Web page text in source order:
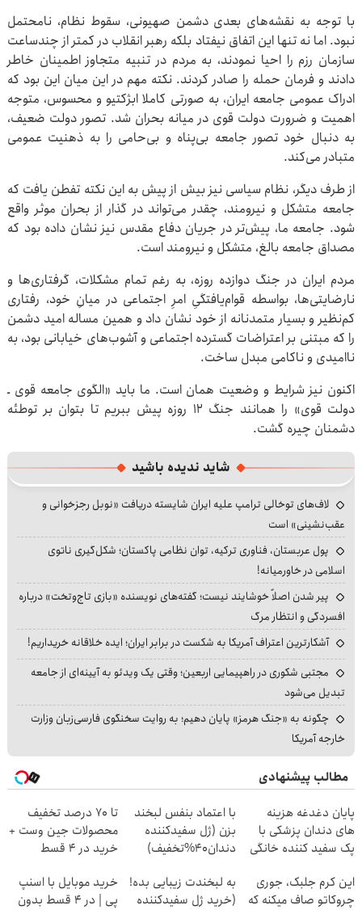
با توجه به نقشه‌های بعدی دشمن صهیونی، سقوط نظام، نامحتمل
نبود. اما نه تنها این اتفاق نیفتاد بلکه رهبر انقلاب در کمتر از چندساعت
سازمان رزم را احیا نمودند، به مردم در تنبیه متجاوز اطمینان خاطر
دادند و فرمان حمله را صادر کردند. نکته مهم در این میان این بود که
ادراک عمومی جامعه ایران، به صورتی کاملا ابژکتیو و محسوس، متوجه
اهمیت و ضرورت دولت قوی در میانه بحران شد. تصور دولت ضعیف،
به دنبال خود تصور جامعه بی‌پناه و بی‌حامی را به ذهنیت عمومی
متبادر می‌کند.
از طرف دیگر، نظام سیاسی نیز بیش از پیش به این نکته تفطن یافت که
جامعه متشکل و نیرومند، چقدر می‌تواند در گذار از بحران موثر واقع
شود. جامعه ما، پیش‌تر در جریان دفاع مقدس نیز نشان داده بود که
مصداق جامعه بالغ، متشکل و نیرومند است.
مردم ایران در جنگ دوازده روزه، به رغم تمام مشکلات، گرفتاری‌ها و
نارضایتی‌ها، بواسطه قوام‌یافتگیِ امرِ اجتماعی در میانِ خود، رفتاری
کم‌نظیر و بسیار متمدنانه از خود نشان داد و همین مساله امید دشمن
را که مبتنی بر اعتراضات گسترده اجتماعی و آشوب‌های خیابانی بود، به
ناامیدی و ناکامی مبدل ساخت.
اکنون نیز شرایط و وضعیت همان است. ما باید «الگوی جامعه قوی ـ
دولت قوی» را همانند جنگ ۱۲ روزه پیش ببریم تا بتوان بر توطئه
دشمنان چیره گشت.
شاید ندیده باشید
لاف‌های توخالی ترامپ علیه ایران شایسته دریافت «نوبل رجزخوانی و
عقب‌نشینی» است
پول عربستان، فناوری ترکیه، توان نظامی پاکستان؛ شکل‌گیری ناتوی
اسلامی در خاورمیانه!
پیر شدن اصلاً خوشایند نیست؛ گفته‌های نویسنده «بازی تاج‌وتخت» درباره
افسردگی و انتظار مرگ
آشکارترین اعتراف آمریکا به شکست در برابر ایران؛ ایده خلاقانه خریداریم!
مجتبی شکوری در راهپیمایی اربعین؛ وقتی یک ویدئو به آیینه‌ای از جامعه
تبدیل می‌شود
چگونه به «جنگ هرمز» پایان دهیم؛ به روایت سخنگوی فارسی‌زبان وزارت
خارجه آمریکا
مطالب پیشنهادی
پایان دغدغه هزینه
های دندان پزشکی با
پک سفید کننده خانگی
با اعتماد بنفس لبخند
بزن (ژل سفیدکننده
دندان40%تخفیف)
تا 70 درصد تخفیف
محصولات جین وست +
خرید در 4 قسط
این کرم جلبک، جوری
چروکاتو صاف میکنه که
به لبخندت زیبایی بده!
(خرید ژل سفیدکننده
خرید موبایل با اسنپ
پی | در ۴ قسط بدون